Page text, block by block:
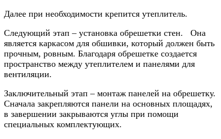
Далее при необходимости крепится утеплитель.
Следующий этап – установка обрешетки стен. Она
является каркасом для обшивки, который должен быть
прочным, ровным. Благодаря обрешетке создается
пространство между утеплителем и панелями для
вентиляции.
Заключительный этап – монтаж панелей на обрешетку.
Сначала закрепляются панели на основных площадях,
в завершении закрываются углы при помощи
специальных комплектующих.